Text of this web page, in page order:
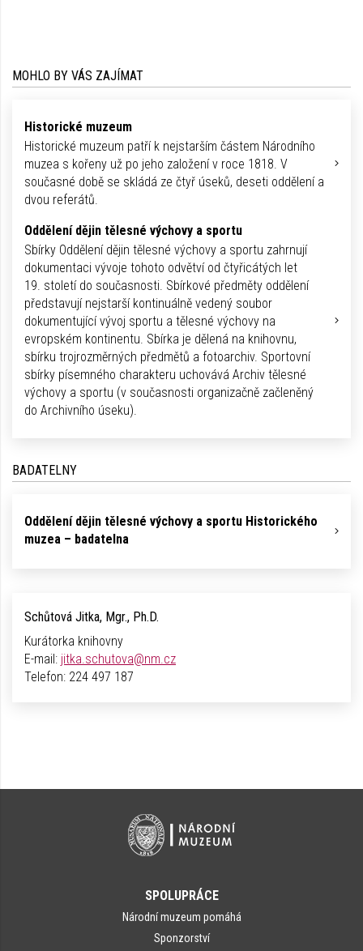
MOHLO BY VÁS ZAJÍMAT
Historické muzeum
Historické muzeum patří k nejstarším částem Národního
muzea s kořeny už po jeho založení v roce 1818. V
současné době se skládá ze čtyř úseků, deseti oddělení a
dvou referátů.
Oddělení dějin tělesné výchovy a sportu
Sbírky Oddělení dějin tělesné výchovy a sportu zahrnují
dokumentaci vývoje tohoto odvětví od čtyřicátých let
19. století do současnosti. Sbírkové předměty oddělení
představují nejstarší kontinuálně vedený soubor
dokumentující vývoj sportu a tělesné výchovy na
evropském kontinentu. Sbírka je dělená na knihovnu,
sbírku trojrozměrných předmětů a fotoarchiv. Sportovní
sbírky písemného charakteru uchovává Archiv tělesné
výchovy a sportu (v současnosti organizačně začleněný
do Archivního úseku).
BADATELNY
Oddělení dějin tělesné výchovy a sportu Historického
muzea – badatelna
Schůtová Jitka, Mgr., Ph.D.
Kurátorka knihovny
E-mail: jitka.schutova@nm.cz
Telefon: 224 497 187
SPOLUPRÁCE
Národní muzeum pomáhá
Sponzorství